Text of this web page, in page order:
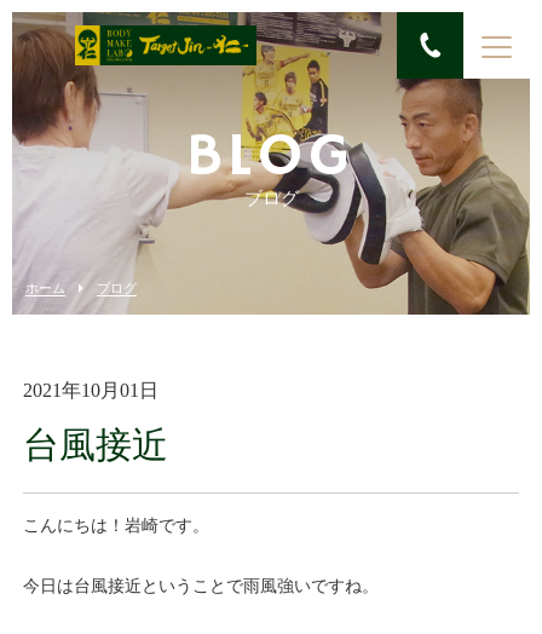
BLOG
ブログ
ホーム ブログ
2021年10月01日
台風接近
こんにちは！岩崎です。
今日は台風接近ということで雨風強いですね。